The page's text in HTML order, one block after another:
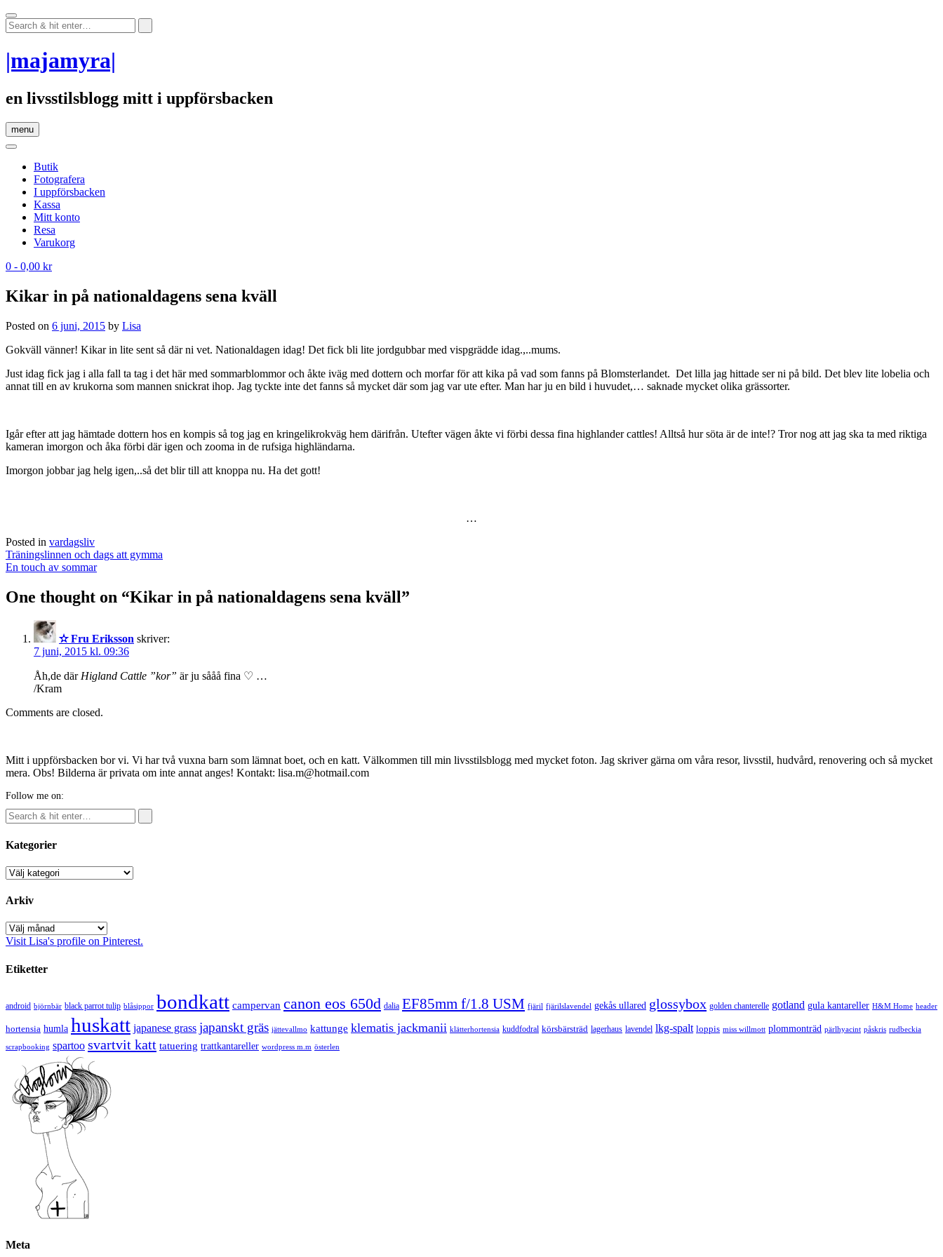
Skip
to
content
|majamyra|
en livsstilsblogg mitt i uppförsbacken
menu
Butik
Fotografera
I uppförsbacken
Kassa
Mitt konto
Resa
Varukorg
0 - 0,00 kr
Kikar in på nationaldagens sena kväll
Posted on 6 juni, 2015 by Lisa
Gokväll vänner! Kikar in lite sent så där ni vet. Nationaldagen idag! Det fick bli lite jordgubbar med vispgrädde idag.,..mums.
Just idag fick jag i alla fall ta tag i det här med sommarblommor och åkte iväg med dottern och morfar för att kika på vad som fanns på Blomsterlandet. Det lilla jag hittade ser ni på bild. Det blev lite lobelia och
annat till en av krukorna som mannen snickrat ihop. Jag tyckte inte det fanns så mycket där som jag var ute efter. Man har ju en bild i huvudet,… saknade mycket olika grässorter.
Igår efter att jag hämtade dottern hos en kompis så tog jag en kringelikrokväg hem därifrån. Utefter vägen åkte vi förbi dessa fina highlander cattles! Alltså hur söta är de inte!? Tror nog att jag ska ta med riktiga
kameran imorgon och åka förbi där igen och zooma in de rufsiga highländarna.
Imorgon jobbar jag helg igen,..så det blir till att knoppa nu. Ha det gott!
…
Posted in vardagsliv
Post
navigation
Träningslinnen och dags att gymma
En touch av sommar
One thought on “Kikar in på nationaldagens sena kväll”
✫ Fru Eriksson skriver:
7 juni, 2015 kl. 09:36
Åh,de därHigland Cattle ”kor” är ju sååå fina ♡ …
/Kram
Comments are closed.
Mitt i uppförsbacken bor vi. Vi har två vuxna barn som lämnat boet, och en katt. Välkommen till min livsstilsblogg med mycket foton. Jag skriver gärna om våra resor, livsstil, hudvård, renovering och så mycket
mera. Obs! Bilderna är privata om inte annat anges! Kontakt: lisa.m@hotmail.com
Follow me on:
Kategorier
Kategorier
Arkiv
Arkiv
Visit Lisa's profile on Pinterest.
Etiketter
android björnbär black parrot tulip blåsippor bondkatt campervan canon eos 650d dalia EF85mm f/1.8 USM fjäril fjärilslavendel gekås ullared glossybox golden chanterelle gotland gula kantareller H&M Home header
hortensia humla huskatt japanese grass japanskt gräs jättevallmo kattunge klematis jackmanii klätterhortensia kuddfodral körsbärsträd lagerhaus lavendel lkg-spalt loppis miss willmott plommonträd pärlhyacint påskris rudbeckia
scrapbooking spartoo svartvit katt tatuering trattkantareller wordpress m.m österlen
Meta